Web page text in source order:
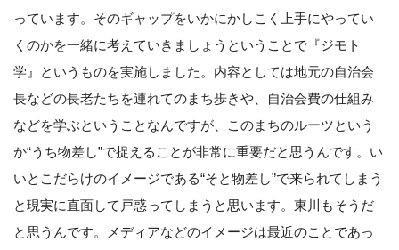
っています。そのギャップをいかにかしこく上手にやってい
くのかを一緒に考えていきましょうということで『ジモト
学』というものを実施しました。内容としては地元の自治会
長などの長老たちを連れてのまち歩きや、自治会費の仕組み
などを学ぶということなんですが、このまちのルーツという
か“うち物差し”で捉えることが非常に重要だと思うんです。い
いとこだらけのイメージである“そと物差し”で来られてしまう
と現実に直面して戸惑ってしまうと思います。東川もそうだ
と思うんです。メディアなどのイメージは最近のことであっ